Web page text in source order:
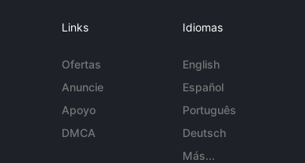
Links
Ofertas
Anuncie
Apoyo
DMCA
Idiomas
English
Español
Português
Deutsch
Más...